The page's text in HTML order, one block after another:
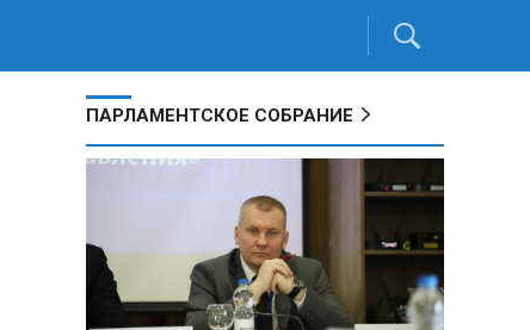
ПАРЛАМЕНТСКОЕ СОБРАНИЕ